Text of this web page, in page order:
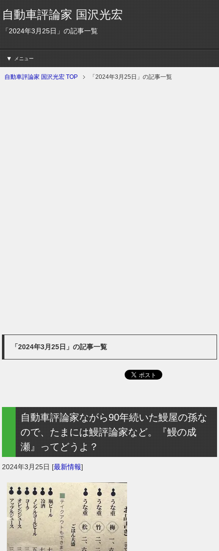
自動車評論家 国沢光宏
「2024年3月25日」の記事一覧
メニュー
自動車評論家 国沢光宏 TOP 「2024年3月25日」の記事一覧
「2024年3月25日」の記事一覧
自動車評論家ながら90年続いた鰻屋の孫な
ので、たまには鰻評論家など。『鰻の成
瀬』ってどうよ？
2024年3月25日 [最新情報]